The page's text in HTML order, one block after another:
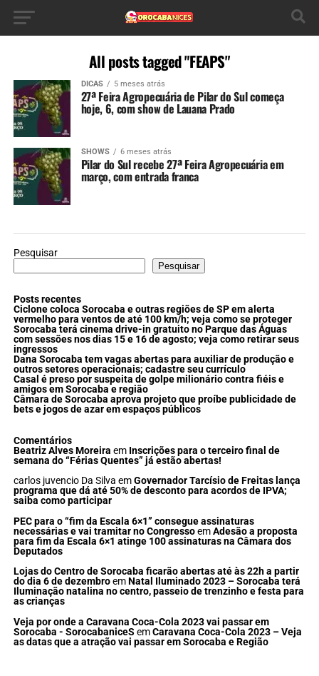
All posts tagged "FEAPS"
DICAS 5 meses atrás
27ª Feira Agropecuária de Pilar do Sul começa
hoje, 6, com show de Lauana Prado
SHOWS 6 meses atrás
Pilar do Sul recebe 27ª Feira Agropecuária em
março, com entrada franca
Pesquisar
Pesquisar
Posts recentes
Ciclone coloca Sorocaba e outras regiões de SP em alerta
vermelho para ventos de até 100 km/h; veja como se proteger
Sorocaba terá cinema drive-in gratuito no Parque das Águas
com sessões nos dias 15 e 16 de agosto; veja como retirar seus
ingressos
Dana Sorocaba tem vagas abertas para auxiliar de produção e
outros setores operacionais; cadastre seu currículo
Casal é preso por suspeita de golpe milionário contra fiéis e
amigos em Sorocaba e região
Câmara de Sorocaba aprova projeto que proíbe publicidade de
bets e jogos de azar em espaços públicos
Comentários
Beatriz Alves Moreira em Inscrições para o terceiro final de
semana do “Férias Quentes” já estão abertas!
carlos juvencio Da Silva emGovernador Tarcísio de Freitas lança
programa que dá até 50% de desconto para acordos de IPVA;
saiba como participar
PEC para o “fim da Escala 6×1” consegue assinaturas
necessárias e vai tramitar no CongressoemAdesão a proposta
para fim da Escala 6×1 atinge 100 assinaturas na Câmara dos
Deputados
Lojas do Centro de Sorocaba ficarão abertas até às 22h a partir
do dia 6 de dezembroemNatal Iluminado 2023 – Sorocaba terá
Iluminação natalina no centro, passeio de trenzinho e festa para
as crianças
Veja por onde a Caravana Coca-Cola 2023 vai passar em
Sorocaba - SorocabaniceS emCaravana Coca-Cola 2023 – Veja
as datas que a atração vai passar em Sorocaba e Região